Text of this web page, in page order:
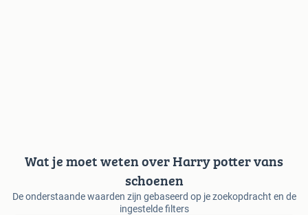
Wat je moet weten over Harry potter vans
schoenen
De onderstaande waarden zijn gebaseerd op je zoekopdracht en de
ingestelde filters